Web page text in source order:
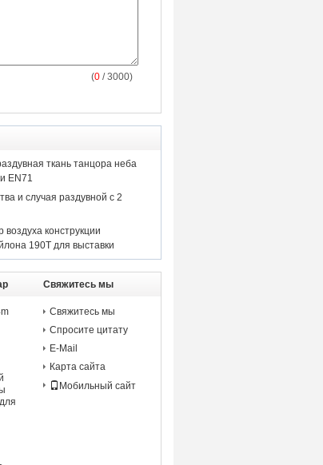
(0 / 3000)
ткань танцора неба
EN71
и случая раздувной с 2
конструкции
190T для выставки
Свяжитесь мы
Свяжитесь мы
Спросите цитату
E-Mail
Карта сайта
Мобильный сайт